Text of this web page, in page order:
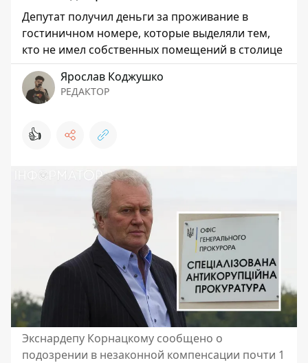
Депутат получил деньги за проживание в
гостиничном номере, которые выделяли тем,
кто не имел собственных помещений в столице
Ярослав Коджушко
РЕДАКТОР
👍
Экснардепу Корнацкому сообщено о
подозрении в незаконной компенсации почти 1